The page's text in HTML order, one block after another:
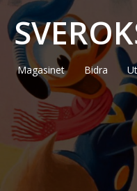
Magasinet Bidra